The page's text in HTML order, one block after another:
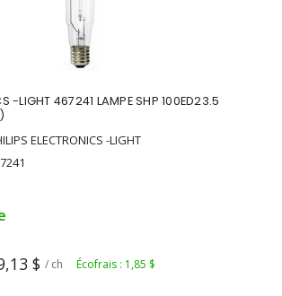
-LIGHT 467241 LAMPE SHP 100ED23.5
ELECTRONICS -LIGHT
$ / ch Écofrais : 1,85 $